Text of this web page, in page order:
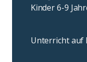
Kinder 6-9
Unterricht auf